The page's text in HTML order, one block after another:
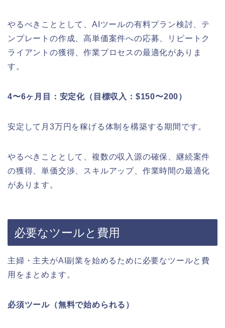
やるべきこととして、AIツールの有料プラン検討、テ
ンプレートの作成、高単価案件への応募、リピートク
ライアントの獲得、作業プロセスの最適化がありま
す。
4〜6ヶ月目：安定化（目標収入：$150〜200）
安定して月3万円を稼げる体制を構築する期間です。
やるべきこととして、複数の収入源の確保、継続案件
の獲得、単価交渉、スキルアップ、作業時間の最適化
があります。
必要なツールと費用
主婦・主夫がAI副業を始めるために必要なツールと費
用をまとめます。
必須ツール（無料で始められる）